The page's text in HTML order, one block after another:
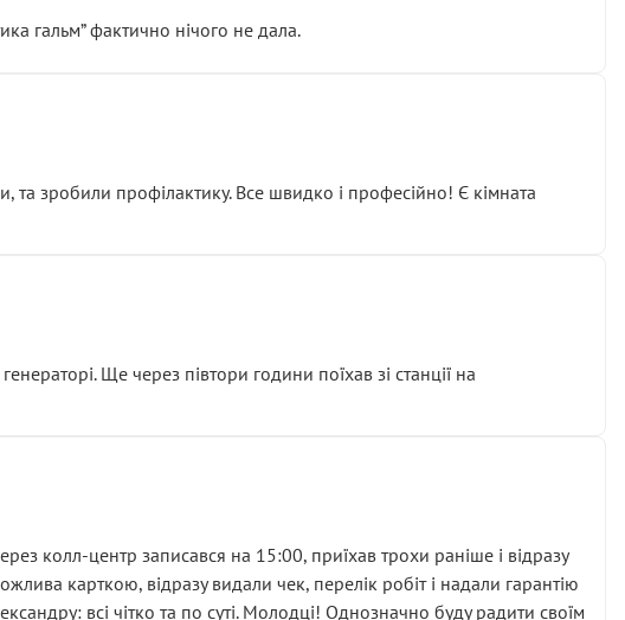
гальм” фактично нічого не дала.
згодом знайшов декілька гайок під лобовим склом. Мені
полі))
враження та бажання повертатися.
зробили профілактику. Все швидко і професійно! Є кімната
Ще через півтори години поїхав зі станції на
колл-центр записався на 15:00, приїхав трохи раніше і відразу
карткою, відразу видали чек, перелік робіт і надали гарантію
всі чітко та по суті. Молодці! Однозначно буду радити своїм